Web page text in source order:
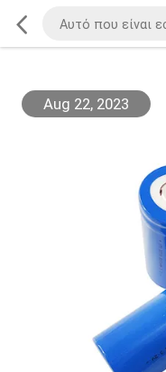
Aug 22, 2023